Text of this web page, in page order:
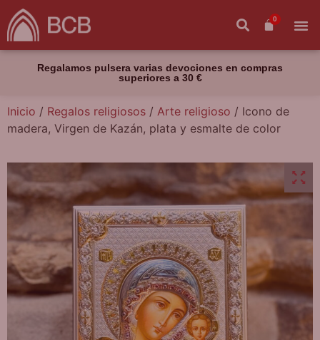
0
Regalamos pulsera varias devociones en compras
superiores a 30 €
Inicio / Regalos religiosos / Arte religioso / Icono de
madera, Virgen de Kazán, plata y esmalte de color